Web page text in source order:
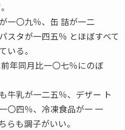
一〇九％、缶 詰が一二
スタが一四五％ とほぼすべて
いる。
年同月比一〇七％にのぼ
牛乳が一二五％、デザー ト
〇四％、冷凍食品が一 一
らも調子がいい。